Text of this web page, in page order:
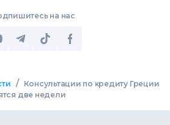
на нас
/
Консультации по кредиту Греции
две недели